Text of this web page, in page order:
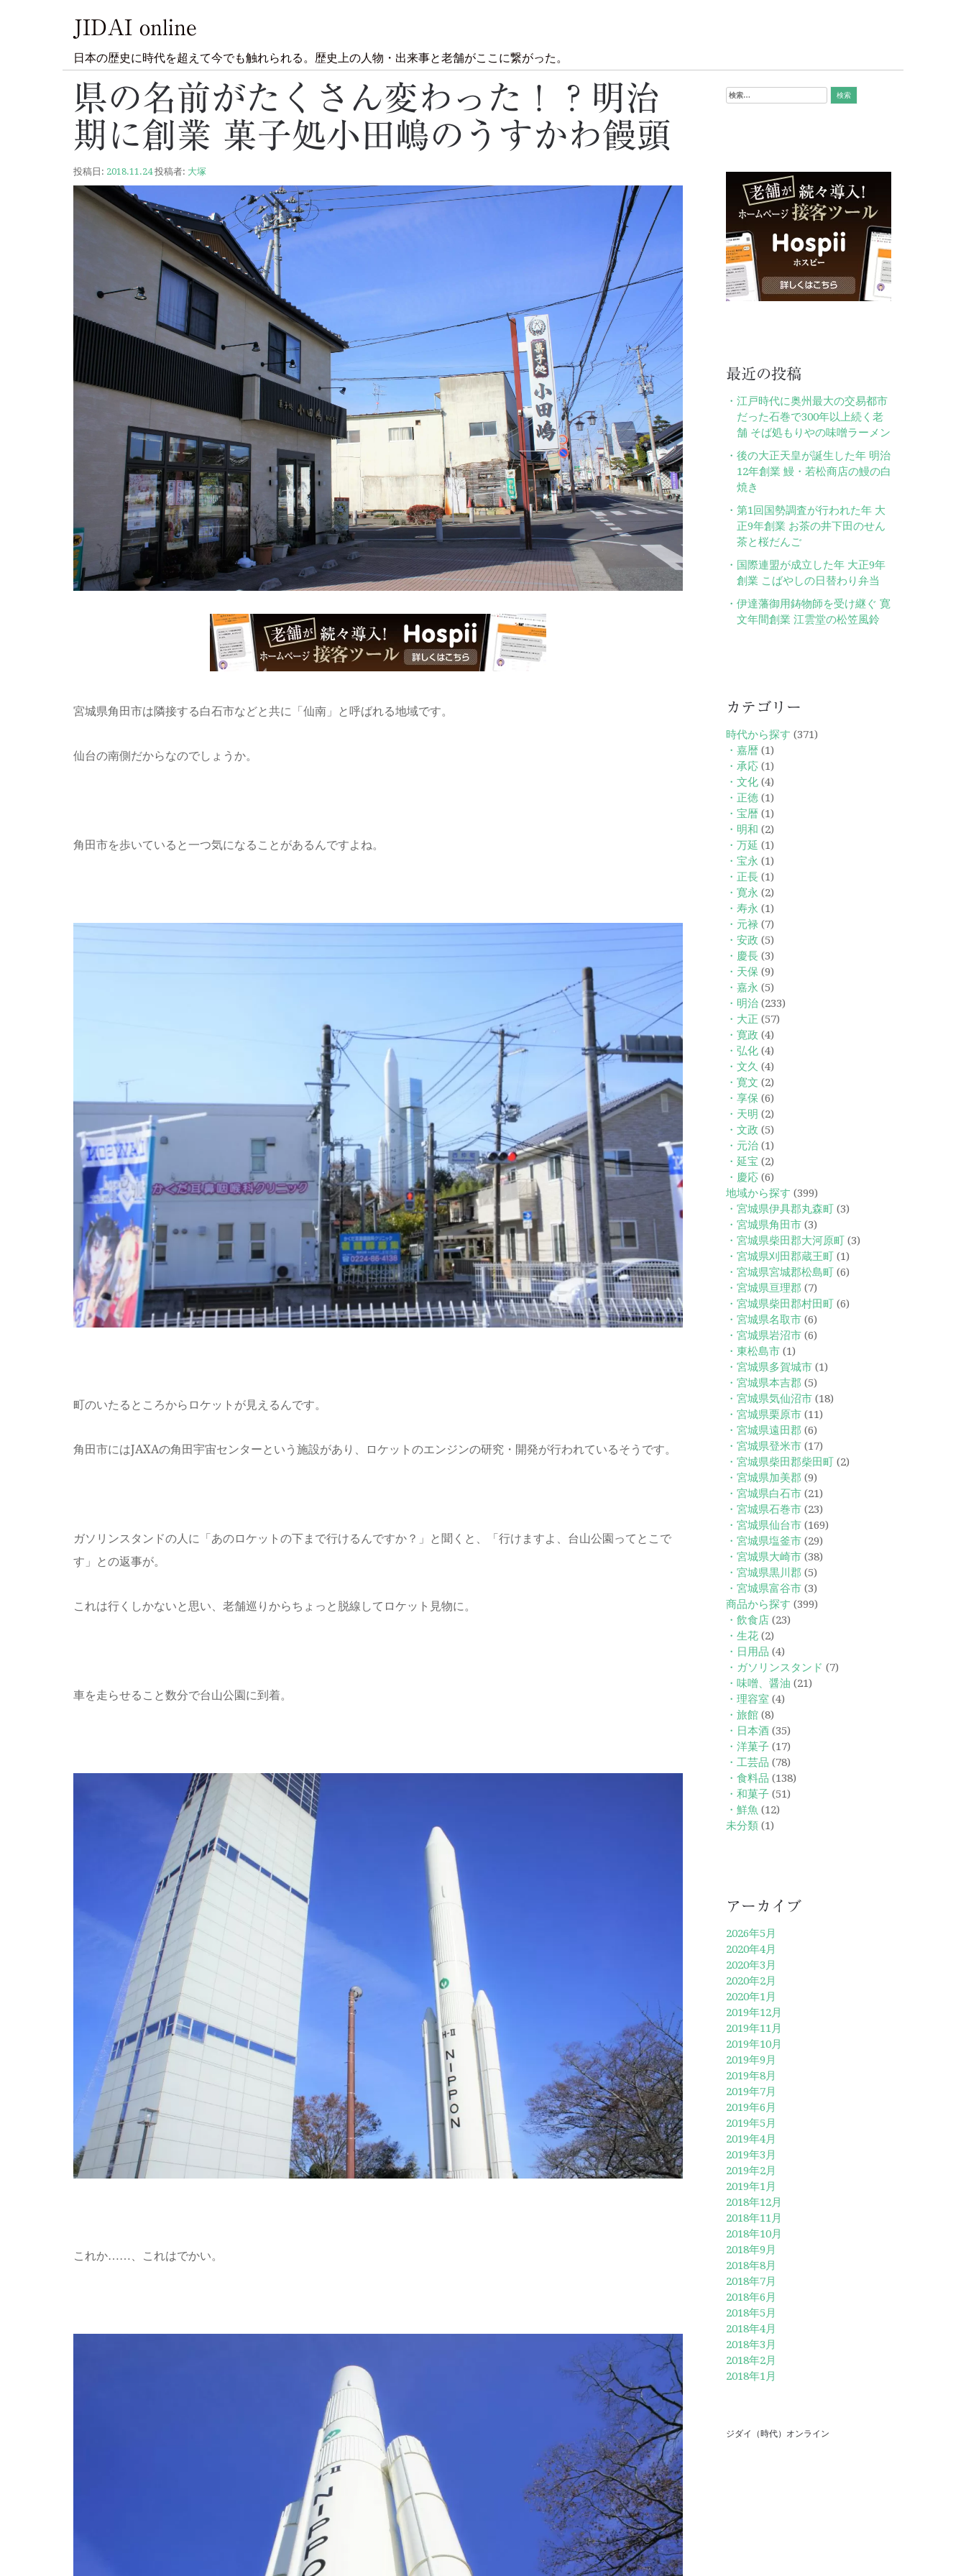
JIDAI online
日本の歴史に時代を超えて今でも触れられる。歴史上の人物・出来事と老舗がここに繋がった。
県の名前がたくさん変わった！？明治
期に創業 菓子処小田嶋のうすかわ饅頭
投稿日: 2018.11.24投稿者: 大塚
宮城県角田市は隣接する白石市などと共に「仙南」と呼ばれる地域です。
仙台の南側だからなのでしょうか。
角田市を歩いていると一つ気になることがあるんですよね。
町のいたるところからロケットが見えるんです。
角田市にはJAXAの角田宇宙センターという施設があり、ロケットのエンジンの研究・開発が行われているそうです。
ガソリンスタンドの人に「あのロケットの下まで行けるんですか？」と聞くと、「行けますよ、台山公園ってとこで
す」との返事が。
これは行くしかないと思い、老舗巡りからちょっと脱線してロケット見物に。
車を走らせること数分で台山公園に到着。
これか……、これはでかい。
検
最近の投稿
江戸時代に奥州最大の交易都市
だった石巻で300年以上続く老
舗 そば処もりやの味噌ラーメン
後の大正天皇が誕生した年 明治
12年創業 鰻・若松商店の鰻の白
焼き
第1回国勢調査が行われた年 大
正9年創業 お茶の井下田のせん
茶と桜だんご
国際連盟が成立した年 大正9年
創業 こばやしの日替わり弁当
伊達藩御用鋳物師を受け継ぐ 寛
文年間創業 江雲堂の松笠風鈴
カテゴリー
時代から探す (371)
・嘉暦(1)
・承応(1)
・文化(4)
・正徳(1)
・宝暦(1)
・明和 (2)
・万延 (1)
・宝永 (1)
・正長(1)
・寛永 (2)
・寿永 (1)
・元禄(7)
・安政 (5)
・慶長(3)
・天保 (9)
・嘉永 (5)
・明治(233)
・大正 (57)
・寛政 (4)
・弘化(4)
・文久 (4)
・寛文 (2)
・享保 (6)
・天明 (2)
・文政 (5)
・元治(1)
・延宝 (2)
・慶応(6)
地域から探す (399)
・宮城県伊具郡丸森町(3)
・宮城県角田市(3)
・宮城県柴田郡大河原町(3)
・宮城県刈田郡蔵王町(1)
・宮城県宮城郡松島町(6)
・宮城県亘理郡 (7)
・宮城県柴田郡村田町(6)
・宮城県名取市(6)
・宮城県岩沼市(6)
・東松島市(1)
・宮城県多賀城市(1)
・宮城県本吉郡 (5)
・宮城県気仙沼市(18)
・宮城県栗原市(11)
・宮城県遠田郡 (6)
・宮城県登米市(17)
・宮城県柴田郡柴田町(2)
・宮城県加美郡 (9)
・宮城県白石市(21)
・宮城県石巻市(23)
・宮城県仙台市(169)
・宮城県塩釜市(29)
・宮城県大崎市(38)
・宮城県黒川郡 (5)
・宮城県富谷市(3)
商品から探す (399)
・飲食店(23)
・生花(2)
・日用品 (4)
・ガソリンスタンド (7)
・味噌、醤油 (21)
・理容室 (4)
・旅館(8)
・日本酒(35)
・洋菓子(17)
・工芸品 (78)
・食料品 (138)
・和菓子(51)
・鮮魚 (12)
未分類(1)
アーカイブ
2026年5月
2020年4月
2020年3月
2020年2月
2020年1月
2019年12月
2019年11月
2019年10月
2019年9月
2019年8月
2019年7月
2019年6月
2019年5月
2019年4月
2019年3月
2019年2月
2019年1月
2018年12月
2018年11月
2018年10月
2018年9月
2018年8月
2018年7月
2018年6月
2018年5月
2018年4月
2018年3月
2018年2月
2018年1月
ジダイ（時代）オンライン